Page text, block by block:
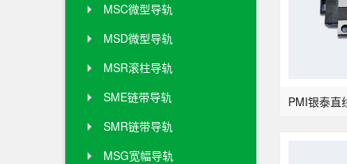
MSC微型导轨
MSD微型导轨
MSR滚柱导轨
SME链带导轨
SMR链带导轨
MSG宽幅导轨